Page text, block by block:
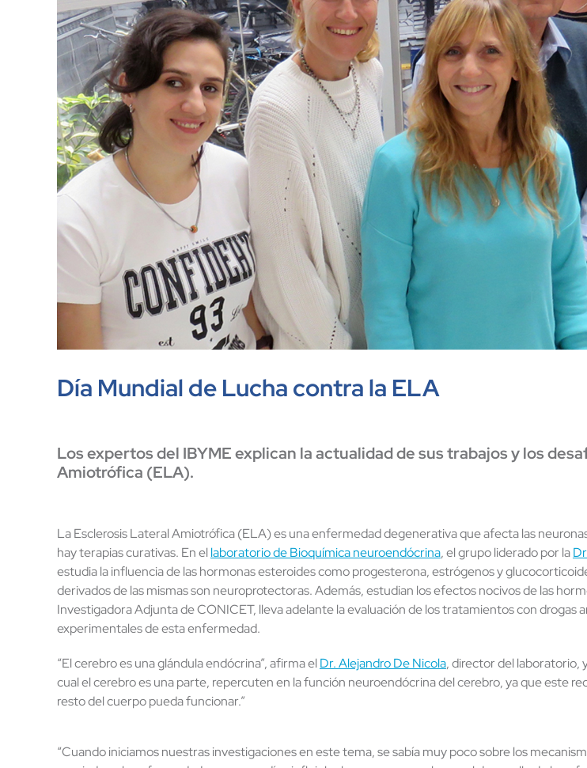
Día Mundial de Lucha contra la ELA
Los expertos del IBYME explican la actualidad de sus trabajos y los
Amiotrófica (ELA).
La Esclerosis Lateral Amiotrófica (ELA) es una enfermedad degenerativa que afecta las
hay terapias curativas. En ellaboratorio de Bioquímica neuroendócrina, el grupo liderado por la
estudia la influencia de las hormonas esteroides como progesterona, estrógenos y
derivados de las mismas son neuroprotectoras. Además, estudian los efectos nocivos de las
Investigadora Adjunta de CONICET, lleva adelante la evaluación de los tratamientos con
experimentales de esta enfermedad.
“El cerebro es una glándula endócrina”, afirma elDr. Alejandro De Nicola, director del laboratorio,
cual el cerebro es una parte, repercuten en la función neuroendócrina del cerebro, ya que este
resto del cuerpo pueda funcionar.”
“Cuando iniciamos nuestras investigaciones en este tema, se sabía muy poco sobre los